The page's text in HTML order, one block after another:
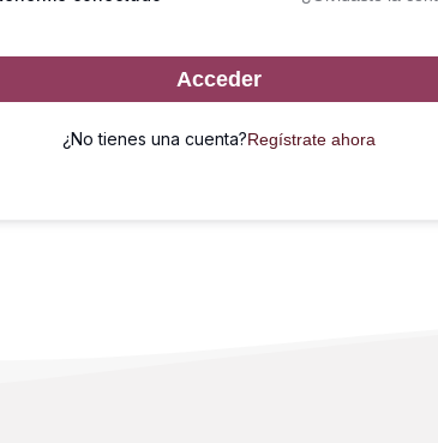
Acceder
¿No tienes una cuenta?Regístrate ahora